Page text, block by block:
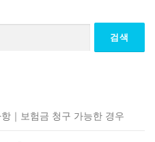
｜보험금 청구 가능한 경우